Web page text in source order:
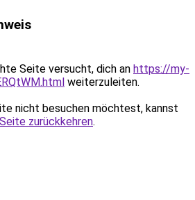
Seite versucht, dich an https://my-
weiterzuleiten.
nicht besuchen möchtest, kannst
zurückkehren.